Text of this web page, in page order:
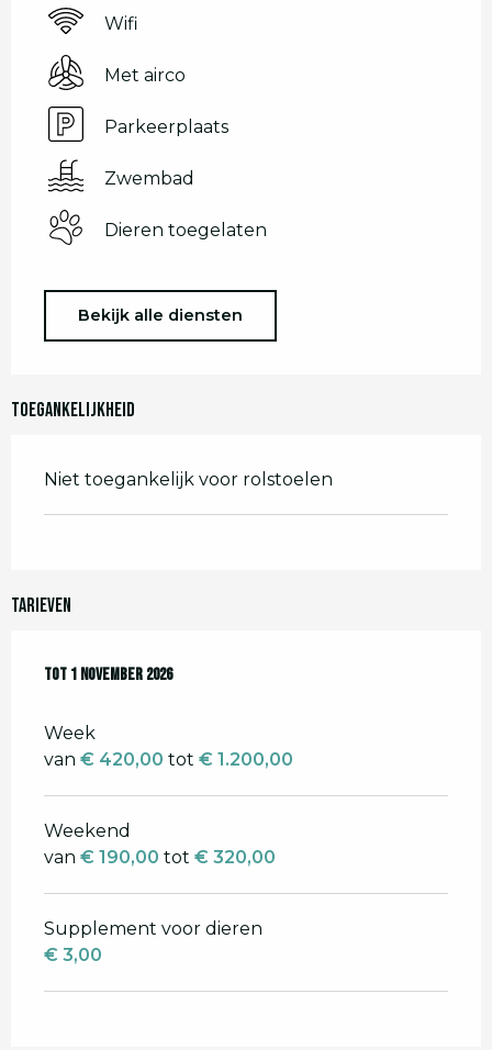
Wifi
Met airco
Parkeerplaats
Zwembad
Dieren toegelaten
Bekijk alle diensten
Toegankelijkheid
Niet toegankelijk voor rolstoelen
Tarieven
Van27 maart 2026tot
Tot 1 november 2026
Week
van € 420,00 tot € 1.200,00
Weekend
van € 190,00 tot € 320,00
Supplement voor dieren
€ 3,00